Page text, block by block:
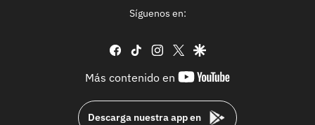
Síguenos en:
facebook
tiktok instagram
twittergoogle
Más contenido en
youtube-
Descarga nuestra app en